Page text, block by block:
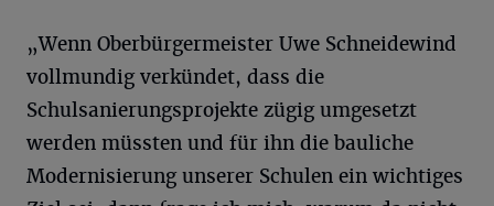
„Wenn Oberbürgermeister Uwe Schneidewind
vollmundig verkündet, dass die
Schulsanierungsprojekte zügig umgesetzt
werden müssten und für ihn die bauliche
Modernisierung unserer Schulen ein wichtiges